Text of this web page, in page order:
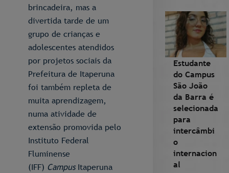
brincadeira, mas a
divertida tarde de um
grupo de crianças e
adolescentes atendidos
por projetos sociais da
Prefeitura de Itaperuna
foi também repleta de
muita aprendizagem,
numa atividade de
extensão promovida pelo
Instituto Federal
Fluminense
(IFF) CampusItaperuna
Estudante
do Campus
São João
da Barra é
selecionada
para
intercâmbi
o
internacion
al